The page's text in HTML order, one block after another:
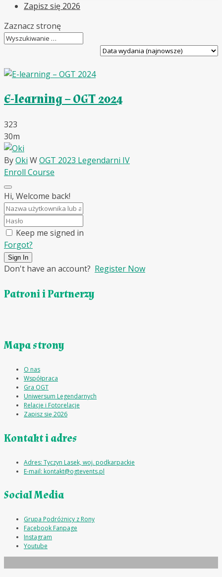
Zapisz się 2026
Zaznacz stronę
E-learning – OGT 2024
323
30m
ByOki WOGT 2023 Legendarni IV
Enroll Course
Hi, Welcome back!
Keep me signed in
Forgot?
Sign In
Don't have an account? Register Now
Patroni i Partnerzy
Mapa strony
O nas
Współpraca
Gra OGT
Uniwersum Legendarnych
Relacje i Fotorelacje
Zapisz się 2026
Kontakt i adres
Adres: Tyczyn Lasek, woj. podkarpackie
E-mail: kontakt@ogtevents.pl
Social Media
Grupa Podróżnicy z Rony
Facebook Fanpage
Instagram
Youtube